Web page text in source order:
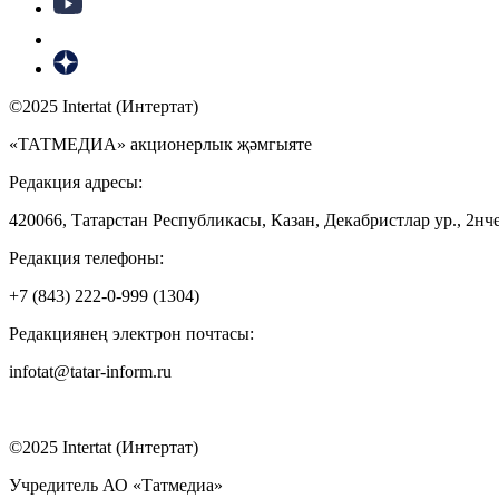
©2025 Intertat (Интертат)
«ТАТМЕДИА» акционерлык җәмгыяте
Редакция адресы:
420066, Татарстан Республикасы, Казан, Декабристлар ур.,
Редакция телефоны:
+7 (843) 222-0-999 (1304)
Редакциянең электрон почтасы:
infotat@tatar-inform.ru
©2025 Intertat (Интертат)
Учредитель АО «Татмедиа»